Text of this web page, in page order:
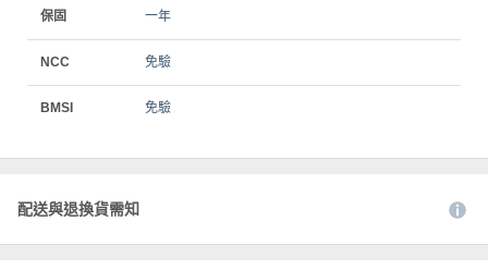
保固 一年
NCC 免驗
BMSI 免驗
配送與退換貨需知